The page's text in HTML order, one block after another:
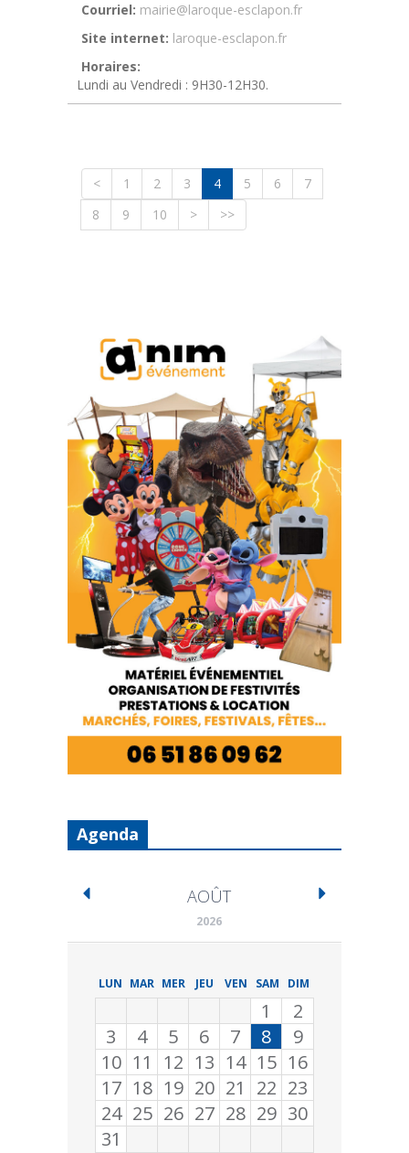
Courriel: mairie@laroque-esclapon.fr
Site internet: laroque-esclapon.fr
Horaires:
Lundi au Vendredi : 9H30-12H30.
< 1 2 3 4 5 6
7
8
9 10 > >>
Agenda
AOÛT
2026
LUN MAR MER JEU VEN SAM DIM
1
2
3
4 5 6 7 8
9
10 11 12 13 14 15 16
17 18 19 20 21 22 23
24 25 26 27 28 29 30
31